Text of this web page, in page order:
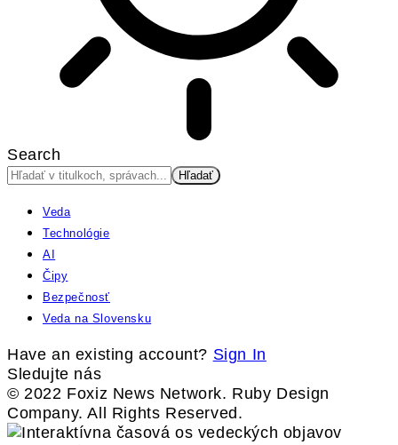
Search
Veda
Technológie
AI
Čipy
Bezpečnosť
Veda na Slovensku
Have an existing account? Sign In
Sledujte nás
© 2022 Foxiz News Network. Ruby Design
Company. All Rights Reserved.